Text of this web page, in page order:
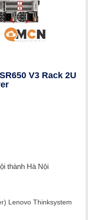
V3 Rack 2U
thành Hà Nội
Lenovo Thinksystem